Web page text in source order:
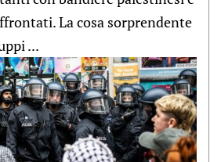
La cosa sorprendente
...